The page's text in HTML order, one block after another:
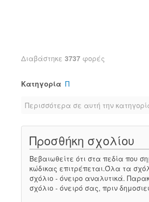
Διαβάστηκε 3737 φορές
Κατηγορία Π
Περισσότερα σε αυτή την
Προσθήκη σχολίου
Βεβαιωθείτε ότι στα πεδία που
κώδικας επιτρέπεται.Όλα τα
σχόλιο - όνειρο αναλυτικά.
σχόλιο - όνειρό σας, πριν